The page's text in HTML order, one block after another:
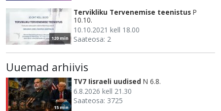
120 min
Tervikliku Tervenemise teenistus P
10.10.
10.10.2021 kell 18.00
Saateosa: 2
Uuemad arhiivis
15 min
TV7 Iisraeli uudised N 6.8.
6.8.2026 kell 21.30
Saateosa: 3725